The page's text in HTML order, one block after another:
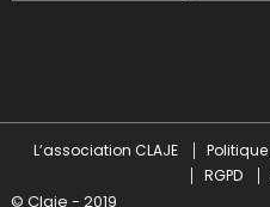
L’association CLAJE
RGPD
© Claje - 2019